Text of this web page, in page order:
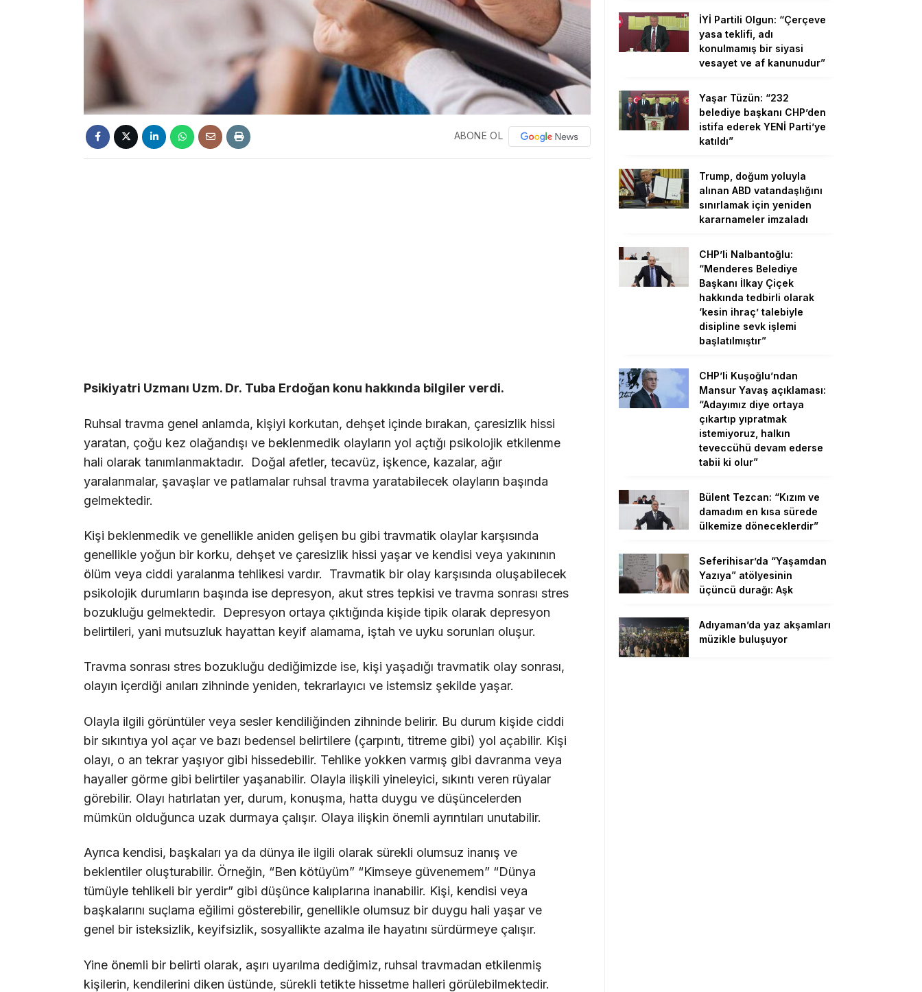
ABONE OL
Psikiyatri Uzmanı Uzm. Dr. Tuba Erdoğan konu hakkında bilgiler verdi.
Ruhsal travma genel anlamda, kişiyi korkutan, dehşet içinde bırakan, çaresizlik hissi
yaratan, çoğu kez olağandışı ve beklenmedik olayların yol açtığı psikolojik etkilenme
hali olarak tanımlanmaktadır. Doğal afetler, tecavüz, işkence, kazalar, ağır
yaralanmalar, şavaşlar ve patlamalar ruhsal travma yaratabilecek olayların başında
gelmektedir.
Kişi beklenmedik ve genellikle aniden gelişen bu gibi travmatik olaylar karşısında
genellikle yoğun bir korku, dehşet ve çaresizlik hissi yaşar ve kendisi veya yakınının
ölüm veya ciddi yaralanma tehlikesi vardır. Travmatik bir olay karşısında oluşabilecek
psikolojik durumların başında ise depresyon, akut stres tepkisi ve travma sonrası stres
bozukluğu gelmektedir. Depresyon ortaya çıktığında kişide tipik olarak depresyon
belirtileri, yani mutsuzluk hayattan keyif alamama, iştah ve uyku sorunları oluşur.
Travma sonrası stres bozukluğu dediğimizde ise, kişi yaşadığı travmatik olay sonrası,
olayın içerdiği anıları zihninde yeniden, tekrarlayıcı ve istemsiz şekilde yaşar.
Olayla ilgili görüntüler veya sesler kendiliğinden zihninde belirir. Bu durum kişide ciddi
bir sıkıntıya yol açar ve bazı bedensel belirtilere (çarpıntı, titreme gibi) yol açabilir. Kişi
olayı, o an tekrar yaşıyor gibi hissedebilir. Tehlike yokken varmış gibi davranma veya
hayaller görme gibi belirtiler yaşanabilir. Olayla ilişkili yineleyici, sıkıntı veren rüyalar
görebilir. Olayı hatırlatan yer, durum, konuşma, hatta duygu ve düşüncelerden
mümkün olduğunca uzak durmaya çalışır. Olaya ilişkin önemli ayrıntıları unutabilir.
Ayrıca kendisi, başkaları ya da dünya ile ilgili olarak sürekli olumsuz inanış ve
beklentiler oluşturabilir. Örneğin, “Ben kötüyüm” “Kimseye güvenemem” “Dünya
tümüyle tehlikeli bir yerdir” gibi düşünce kalıplarına inanabilir. Kişi, kendisi veya
başkalarını suçlama eğilimi gösterebilir, genellikle olumsuz bir duygu hali yaşar ve
genel bir isteksizlik, keyifsizlik, sosyallikte azalma ile hayatını sürdürmeye çalışır.
Yine önemli bir belirti olarak, aşırı uyarılma dediğimiz, ruhsal travmadan etkilenmiş
kişilerin, kendilerini diken üstünde, sürekli tetikte hissetme halleri görülebilmektedir.
İYİ Partili Olgun: “Çerçeve
yasa teklifi, adı
konulmamış bir siyasi
vesayet ve af kanunudur”
Yaşar Tüzün: “232
belediye başkanı CHP’den
istifa ederek YENİ Parti’ye
katıldı”
Trump, doğum yoluyla
alınan ABD vatandaşlığını
sınırlamak için yeniden
kararnameler imzaladı
CHP’li Nalbantoğlu:
“Menderes Belediye
Başkanı İlkay Çiçek
hakkında tedbirli olarak
‘kesin ihraç’ talebiyle
disipline sevk işlemi
başlatılmıştır”
CHP’li Kuşoğlu’ndan
Mansur Yavaş açıklaması:
“Adayımız diye ortaya
çıkartıp yıpratmak
istemiyoruz, halkın
teveccühü devam ederse
tabii ki olur”
Bülent Tezcan: “Kızım ve
damadım en kısa sürede
ülkemize döneceklerdir”
Seferihisar’da “Yaşamdan
Yazıya” atölyesinin
üçüncü durağı: Aşk
Adıyaman’da yaz akşamları
müzikle buluşuyor